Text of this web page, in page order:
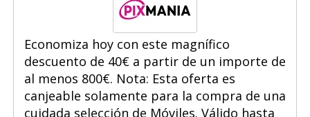
Economiza hoy con este magnífico
descuento de 40€ a partir de un importe de
al menos 800€. Nota: Esta oferta es
canjeable solamente para la compra de una
cuidada selección de Móviles. Válido hasta